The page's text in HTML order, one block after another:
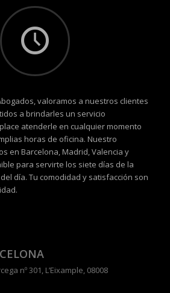
valoramos a nuestros clientes
a brindarles un servicio
atenderle en cualquier momento
horas de oficina. Nuestro
en Barcelona, Madrid, Valencia y
para servirte los siete días de la
día. Tu comodidad y satisfacción son
nº 301, L’Eixample, 08008